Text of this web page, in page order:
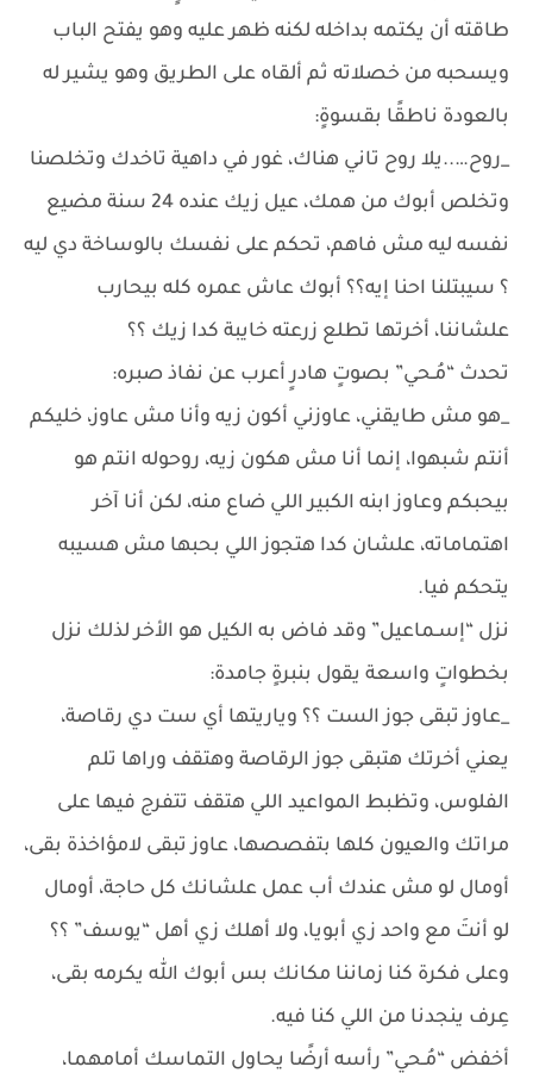
طاقته أن يكتمه بداخله لكنه ظهر عليه وهو يفتح الباب
ويسحبه من خصلاته ثم ألقاه على الطريق وهو يشير له
بالعودة ناطقًا بقسوةٍ:
_روح…..يلا روح تاني هناك، غور في داهية تاخدك وتخلصنا
وتخلص أبوك من همك، عيل زيك عنده 24 سنة مضيع
نفسه ليه مش فاهم، تحكم على نفسك بالوساخة دي ليه
؟ سيبتلنا احنا إيه؟؟ أبوك عاش عمره كله بيحارب
علشاننا، أخرتها تطلع زرعته خايبة كدا زيك ؟؟
تحدث “مُـحي” بصوتٍ هادرٍ أعرب عن نفاذ صبره:
_هو مش طايقني، عاوزني أكون زيه وأنا مش عاوز، خليكم
أنتم شبهوا، إنما أنا مش هكون زيه، روحوله انتم هو
بيحبكم وعاوز ابنه الكبير اللي ضاع منه، لكن أنا آخر
اهتماماته، علشان كدا هتجوز اللي بحبها مش هسيبه
يتحكم فيا.
نزل “إسـماعيل” وقد فاض به الكيل هو الأخر لذلك نزل
بخطواتٍ واسعة يقول بنبرةٍ جامدة:
_عاوز تبقى جوز الست ؟؟ وياريتها أي ست دي رقاصة،
يعني أخرتك هتبقى جوز الرقاصة وهتقف وراها تلم
الفلوس، وتظبط المواعيد اللي هتقف تتفرج فيها على
مراتك والعيون كلها بتفصصها، عاوز تبقى لامؤاخذة بقى،
أومال لو مش عندك أب عمل علشانك كل حاجة، أومال
لو أنتَ مع واحد زي أبويا، ولا أهلك زي أهل “يوسف” ؟؟
وعلى فكرة كنا زماننا مكانك بس أبوك الله يكرمه بقى،
عِرف ينجدنا من اللي كنا فيه.
أخفض “مُـحي” رأسه أرضًا يحاول التماسك أمامهما،